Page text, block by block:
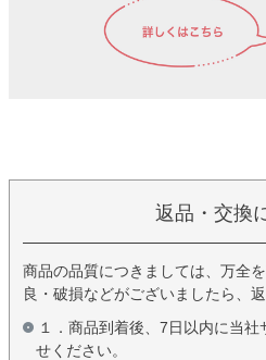
返品・交換
商品の品質につきましては、万全
良・破損などがございましたら、
１．商品到着後、7日以内に当
せください。